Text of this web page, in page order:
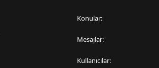
Konular
Mesajlar
Kullanıcılar